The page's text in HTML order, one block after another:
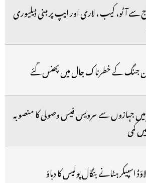
سے آٹو، کیب ، لاری اور ایپ پر مبنی ڈیلیوری
جنگ کے خطرناک جال میں پھنس گئے
میں جہازوں سے سرویس فیس وصولی کا منصوبہ
کمی
اسپیکر ہٹانے بنگال پولیس کا دباؤ